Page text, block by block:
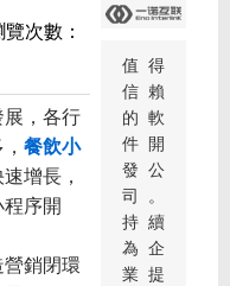
次數：
，各行
，餐飲小
增長，
序開
銷閉環
發
值得
信賴
的軟
件開
發公
司。
持續
為企
業提